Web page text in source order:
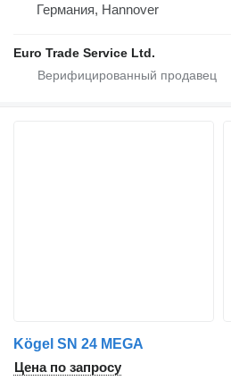
Германия, Hannover
Euro Trade Service Ltd.
Kögel SN 24 MEGA
Цена по запросу